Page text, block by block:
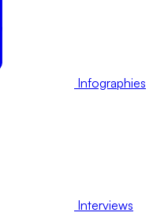
Infographies
Interviews